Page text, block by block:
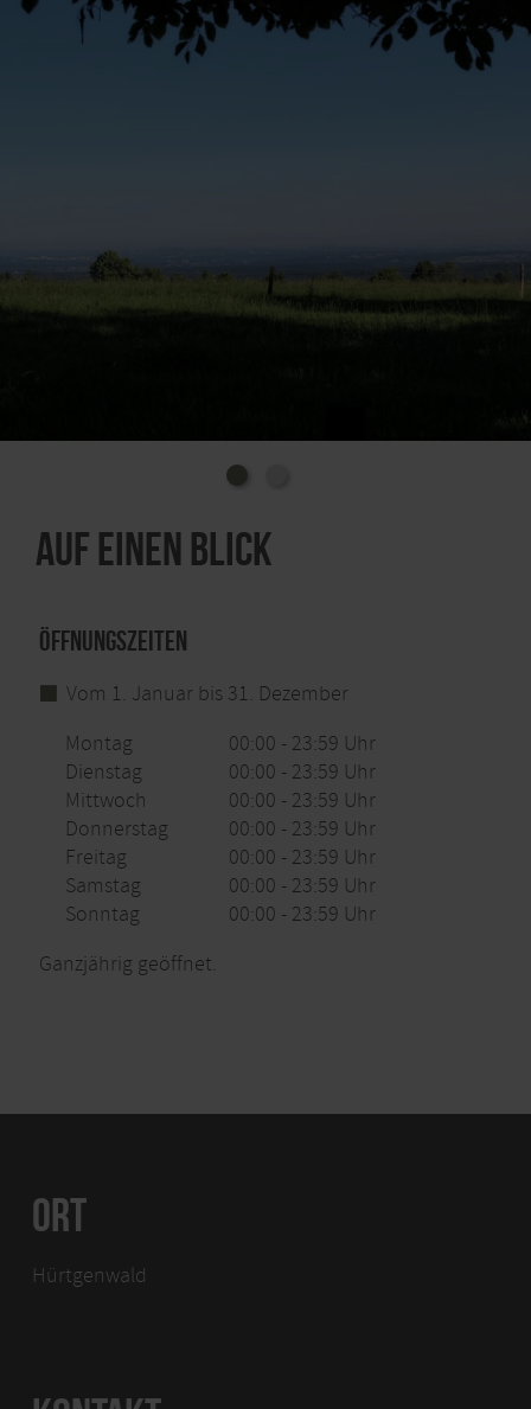
Parkplatz Jägerhaus an der B 399 zwischen
Vossenack und Lammersdorf, direkt an der Grenze
der Kreise Düren und Aachen, entfernt. Zum Eifel-
Auf einen Blick
Öffnungszeiten
Vom 1. Januar bis 31. Dezember
Montag
00:00 - 23:59 Uhr
Dienstag
00:00 - 23:59 Uhr
Mittwoch
00:00 - 23:59 Uhr
Donnerstag
00:00 - 23:59 Uhr
Freitag
00:00 - 23:59 Uhr
Samstag
00:00 - 23:59 Uhr
Sonntag
00:00 - 23:59 Uhr
Ganzjährig geöffnet.
ORT
Hürtgenwald